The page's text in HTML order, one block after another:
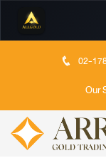
02-
Our